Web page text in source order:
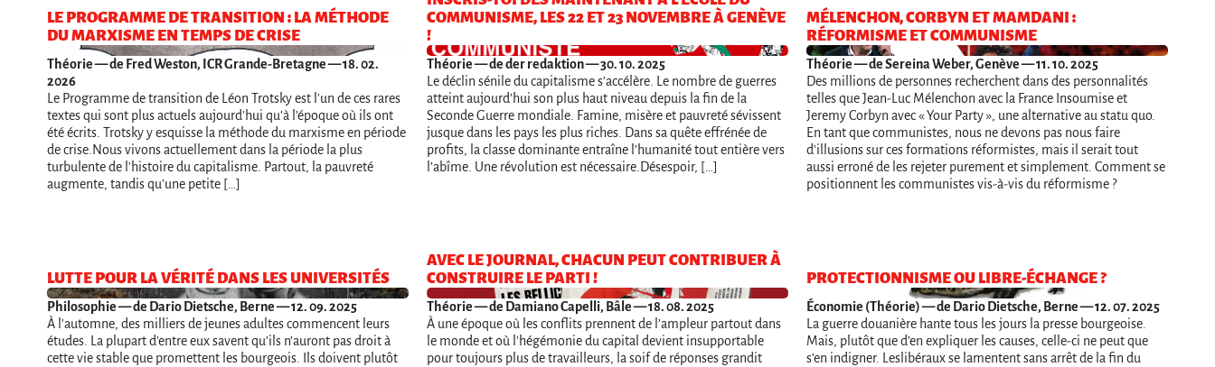
LE PROGRAMME DE TRANSITION : LA MÉTHODE
DU MARXISME EN TEMPS DE CRISE
Théorie— de Fred Weston, ICR Grande-Bretagne — 18. 02.
2026
Le Programme de transition de Léon Trotsky est l'un de ces rares
textes qui sont plus actuels aujourd'hui qu'à l'époque où ils ont
été écrits. Trotsky y esquisse la méthode du marxisme en période
de crise.Nous vivons actuellement dans la période la plus
turbulente de l'histoire du capitalisme. Partout, la pauvreté
augmente, tandis qu'une petite […]
COMMUNISME, LES 22 ET 23 NOVEMBRE À GENÈVE
!
Théorie— de der redaktion — 30. 10. 2025
Le déclin sénile du capitalisme s’accélère. Le nombre de guerres
atteint aujourd’hui son plus haut niveau depuis la fin de la
Seconde Guerre mondiale. Famine, misère et pauvreté sévissent
jusque dans les pays les plus riches. Dans sa quête effrénée de
profits, la classe dominante entraîne l’humanité tout entière vers
l’abîme. Une révolution est nécessaire.Désespoir, […]
MÉLENCHON, CORBYN ET MAMDANI :
RÉFORMISME ET COMMUNISME
Théorie— de Sereina Weber, Genève — 11. 10. 2025
Des millions de personnes recherchent dans des personnalités
telles que Jean-Luc Mélenchon avec la France Insoumise et
Jeremy Corbyn avec « Your Party », une alternative au statu quo.
En tant que communistes, nous ne devons pas nous faire
d'illusions sur ces formations réformistes, mais il serait tout
aussi erroné de les rejeter purement et simplement. Comment se
positionnent les communistes vis-à-vis du réformisme ?
LUTTE POUR LA VÉRITÉ DANS LES UNIVERSITÉS
Philosophie— de Dario Dietsche, Berne — 12. 09. 2025
À l'automne, des milliers de jeunes adultes commencent leurs
études. La plupart d'entre eux savent qu’ils n’auront pas droit à
cette vie stable que promettent les bourgeois. Ils doivent plutôt
AVEC LE JOURNAL, CHACUN PEUT CONTRIBUER À
CONSTRUIRE LE PARTI !
Théorie— de Damiano Capelli, Bâle — 18. 08. 2025
À une époque où les conflits prennent de l’ampleur partout dans
le monde et où l'hégémonie du capital devient insupportable
pour toujours plus de travailleurs, la soif de réponses grandit
PROTECTIONNISME OU LIBRE-ÉCHANGE ?
Économie (Théorie)— de Dario Dietsche, Berne — 12. 07. 2025
La guerre douanière hante tous les jours la presse bourgeoise.
Mais, plutôt que d’en expliquer les causes, celle-ci ne peut que
s’en indigner. Leslibéraux se lamentent sans arrêt de la fin du